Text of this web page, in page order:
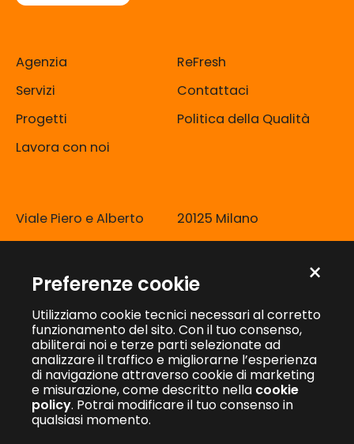
Preferenze cookie
Utilizziamo cookie tecnici necessari al corretto
funzionamento del sito. Con il tuo consenso,
abiliterai noi e terze parti selezionate ad
analizzare il traffico e migliorarne l’esperienza
di navigazione attraverso cookie di marketing
e misurazione, come descritto nella cookie
policy. Potrai modificare il tuo consenso in
qualsiasi momento.
×
Agenzia
Servizi
Progetti
Lavora con noi
ReFresh
Contattaci
Politica della Qualità
Viale Piero e Alberto
Pirelli, 10
20125 Milano
info@kiwidigital.it
Kiwi Digital S.r.l.
Sede Legale: Via Nino Bixio 1, 20900 Monza (MB)
C.F. e P.I. 08114580965 · REA: MB – 1887828 · Capitale sociale Euro
10.000,00 interamente versato
© 2026 Kiwi Digital S.r.l.
Privacy Policy·Cookie Policy